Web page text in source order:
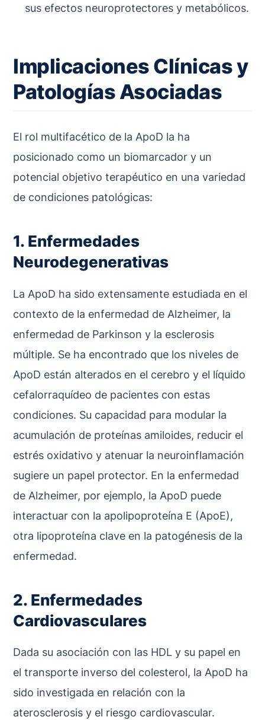
sus efectos neuroprotectores y metabólicos.
Implicaciones Clínicas y
Patologías Asociadas
El rol multifacético de la ApoD la ha
posicionado como un biomarcador y un
potencial objetivo terapéutico en una variedad
de condiciones patológicas:
1. Enfermedades
Neurodegenerativas
La ApoD ha sido extensamente estudiada en el
contexto de la enfermedad de Alzheimer, la
enfermedad de Parkinson y la esclerosis
múltiple. Se ha encontrado que los niveles de
ApoD están alterados en el cerebro y el líquido
cefalorraquídeo de pacientes con estas
condiciones. Su capacidad para modular la
acumulación de proteínas amiloides, reducir el
estrés oxidativo y atenuar la neuroinflamación
sugiere un papel protector. En la enfermedad
de Alzheimer, por ejemplo, la ApoD puede
interactuar con la apolipoproteína E (ApoE),
otra lipoproteína clave en la patogénesis de la
enfermedad.
2. Enfermedades
Cardiovasculares
Dada su asociación con las HDL y su papel en
el transporte inverso del colesterol, la ApoD ha
sido investigada en relación con la
aterosclerosis y el riesgo cardiovascular.